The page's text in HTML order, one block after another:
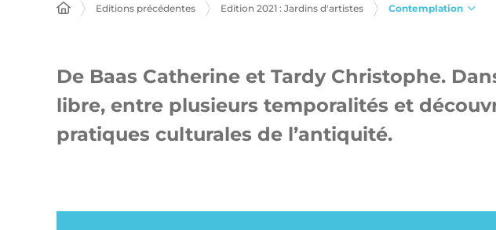
Editions précédentes Edition 2021 : Jardins d'artistes Contemplation
De Baas Catherine et Tardy Christophe.
libre, entre plusieurs temporalités et
pratiques culturales de l’antiquité.